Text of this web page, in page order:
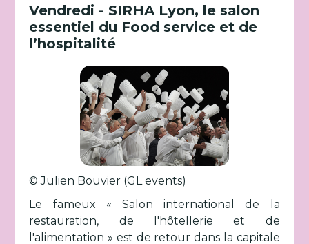
Vendredi - SIRHA Lyon, le salon
essentiel du Food service et de
l’hospitalité
© Julien Bouvier (GL events)
Le fameux « Salon international de la
restauration, de l'hôtellerie et de
l'alimentation » est de retour dans la capitale